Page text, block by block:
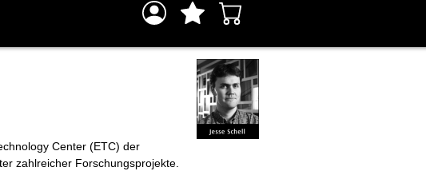
Center (ETC) der
zahlreicher Forschungsprojekte.